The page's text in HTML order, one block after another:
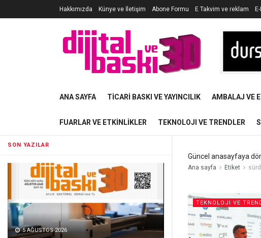
SON YAZILAR
5 AĞUSTOS 2026
Hakkımızda Künye ve İletişim Abone Formu E Takvim ve reklam
ANA SAYFA TICARI BASKI VE YAYINCILIK AMBALAJ VE
FUARLAR VE ETKINLIKLER TEKNOLOJI VE TRENDLER
Güncel anasayfaya
Ana sayfa Etiket
TEKNOLOJI VE